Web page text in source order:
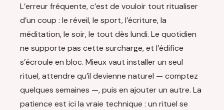
L’erreur fréquente, c’est de vouloir tout ritualiser
d’un coup : le réveil, le sport, l’écriture, la
méditation, le soir, le tout dès lundi. Le quotidien
ne supporte pas cette surcharge, et l’édifice
s’écroule en bloc. Mieux vaut installer un seul
rituel, attendre qu’il devienne naturel — comptez
quelques semaines —, puis en ajouter un autre. La
patience est ici la vraie technique : un rituel se